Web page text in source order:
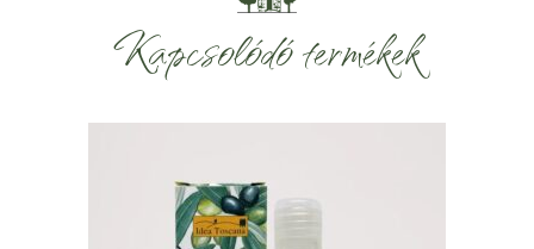
Kapcsolódó termékek